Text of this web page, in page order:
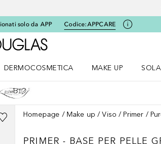
solo da APP Codice:APPCARE
A Douglas Home
DERMOCOSMETICA
MAKE UP
Homepage Make up Viso Primer
PRIMER - BASE PER PELLE